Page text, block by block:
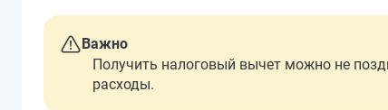
Важно
Получить налоговый вычет можно не
расходы.